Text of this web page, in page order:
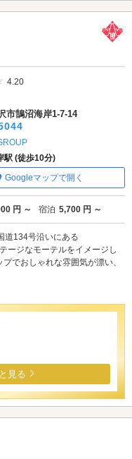
5つ星のうち4
4.20
市鵠沼海岸1-7-14
駅 (徒歩10分)
Googleマップで開く
円 ～ 宿泊 5,700 円 ～
道134号沿いにある
ージなモーテルをイメージし
でおしゃれな雰囲気が漂い、
見る